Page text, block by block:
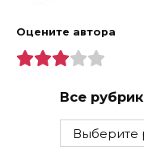
Оцените автора
Все
Все
рубрики